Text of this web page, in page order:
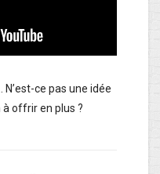
N’est-ce pas une idée
offrir en plus ?